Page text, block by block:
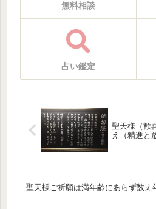
無料相談
占い鑑定
聖天様（歓
え（精進と
聖天様ご祈願は満年齢にあらず数え